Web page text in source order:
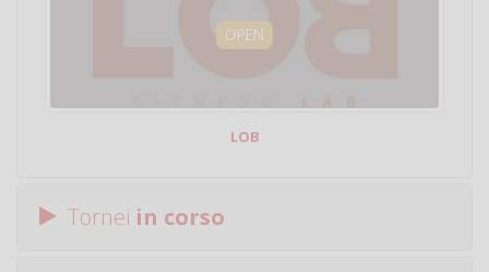
OPEN
LOB
Tornei in corso